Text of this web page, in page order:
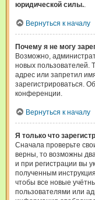
юридической силы..
Вернуться к началу
Почему я не могу
Возможно,
новых пользователей.
адрес или запретил
зарегистрироваться.
конференции.
Вернуться к началу
Я только что
Сначала проверьте
верны, то возможны
и при регистрации вы
полученным
чтобы все новые
пользователями или